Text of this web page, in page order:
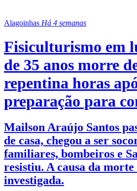
Alagoinhas Há 4 semanas
Fisiculturismo em
de 35 anos morre
repentina horas
preparação para
Mailson Araújo Santos
de casa, chegou a ser
familiares, bombeiros e
resistiu. A causa da morte
investigada.